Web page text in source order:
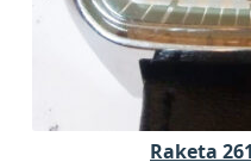
Raketa